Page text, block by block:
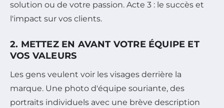
solution ou de votre passion. Acte 3 : le succès et
l'impact sur vos clients.
2. METTEZ EN AVANT VOTRE ÉQUIPE ET
VOS VALEURS
Les gens veulent voir les visages derrière la
marque. Une photo d'équipe souriante, des
portraits individuels avec une brève description